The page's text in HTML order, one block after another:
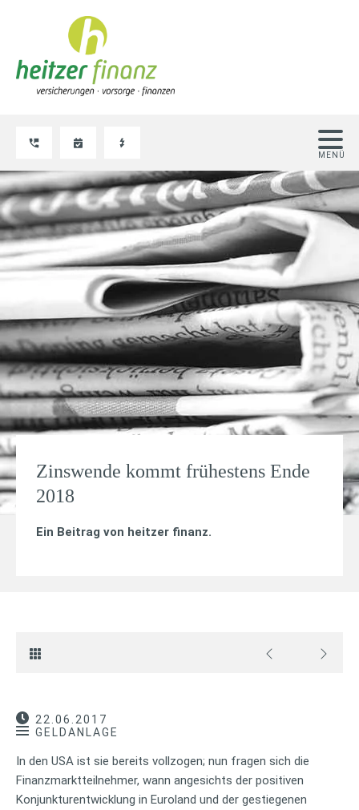
Zinswende kommt frühestens Ende
2018
Ein Beitrag von heitzer finanz.
22.06.2017
GELDANLAGE
In den USA ist sie bereits vollzogen; nun fragen sich die
Finanzmarktteilnehmer, wann angesichts der positiven
Konjunkturentwicklung in Euroland und der gestiegenen